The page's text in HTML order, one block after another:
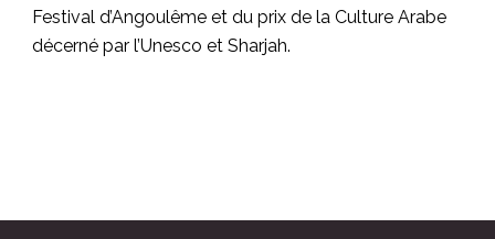
Festival d’Angoulême et du prix de la Culture Arabe
décerné par l’Unesco et Sharjah.